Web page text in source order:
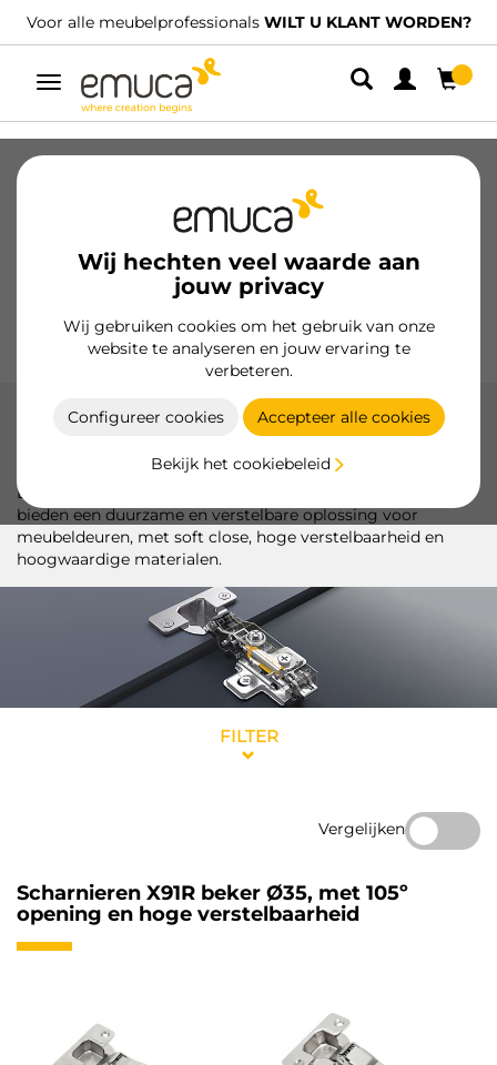
U KLANT WORDEN? We hebben gespecialiseerde
Umschaltbare
Navigation
Wij hechten veel waarde aan
jouw privacy
Wij gebruiken cookies om het gebruik van onze
website te analyseren en jouw ervaring te
verbeteren.
Configureer cookies Accepteer alle cookies
Bekijk het cookiebeleid
Geleiders voor laden
Glijders Keuken
Handgrepen
Presentatiemeubels
Scharnieren X91R met zachte sluiting
en hoge verstelbaarheid
Emuca's X91R Soft Close Hoog Verstelbare Scharnieren
bieden een duurzame en verstelbare oplossing voor
meubeldeuren, met soft close, hoge verstelbaarheid en
hoogwaardige materialen.
FILTER
Vergelijken
Scharnieren X91R beker Ø35, met 105º
opening en hoge verstelbaarheid